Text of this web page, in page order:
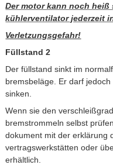
Der motor kann noch
kühlerventilator jederzeit
Verletzungsgefahr!
Füllstand 2
Der füllstand sinkt im
bremsbeläge. Er darf
sinken.
Wenn sie den
bremstrommeln selbst
dokument mit der erklärung
vertragswerkstätten oder
erhältlich.